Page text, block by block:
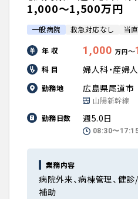
1,000〜1,500万円
一般病院 救急対応なし 当
年 収 1,000 万円〜
科 目 婦人科・産婦
勤務地 広島県尾道市
山陽新幹線
勤務日数
週5.0日
08:30〜
業務内容
病院外来、病棟管理、健
補助